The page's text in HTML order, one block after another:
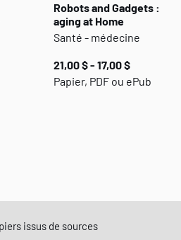
Robots and Gadgets :
aging at Home
Santé - médecine
21,00 $ - 17,00 $
Papier, PDF ou ePub
issus de sources